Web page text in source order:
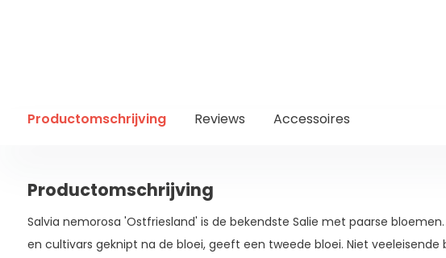
Productomschrijving Reviews Accessoires
Productomschrijving
Salvia nemorosa 'Ostfriesland' is de bekendste Salie met paarse
en cultivars geknipt na de bloei, geeft een tweede bloei. Niet veeleisende